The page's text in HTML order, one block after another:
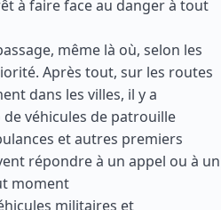
à faire face au danger à tout
même là où, selon les
Après tout, sur les routes
dans les villes, il y a
véhicules de patrouille
et autres premiers
répondre à un appel ou à un
moment
militaires et